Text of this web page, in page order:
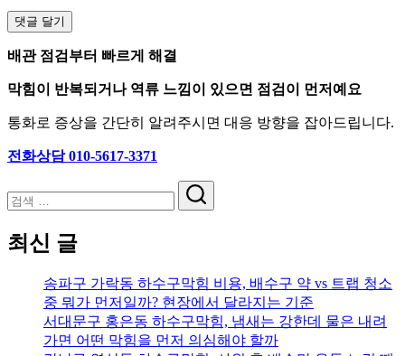
배관 점검부터 빠르게 해결
막힘이 반복되거나 역류 느낌이 있으면 점검이 먼저예요
통화로 증상을 간단히 알려주시면 대응 방향을 잡아드립니다.
전화상담 010-5617-3371
검
최신 글
송파구 가락동 하수구막힘 비용, 배수구 약 vs 트랩 청소
중 뭐가 먼저일까? 현장에서 달라지는 기준
서대문구 홍은동 하수구막힘, 냄새는 강한데 물은 내려
가면 어떤 막힘을 먼저 의심해야 할까